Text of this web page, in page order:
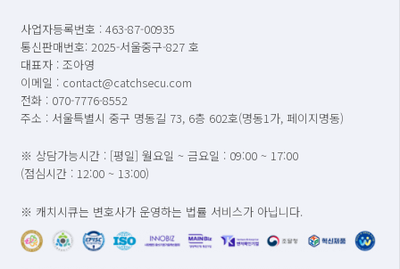
사업자등록번호 : 463-87-00935
통신판매번호: 2025-서울중구-827 호
대표자 : 조아영
이메일 : contact@catchsecu.com
전화 : 070-7776-8552
주소 : 서울특별시 중구 명동길 73, 6층 602호(명동1가, 페이지명동)
※ 상담가능시간 : [평일] 월요일 ~ 금요일 : 09:00 ~ 17:00
(점심시간 : 12:00 ~ 13:00)
※ 캐치시큐는 변호사가 운영하는 법률 서비스가 아닙니다.